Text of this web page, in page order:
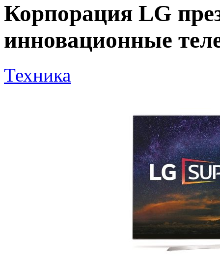
Корпорация LG
инновационные
Техника